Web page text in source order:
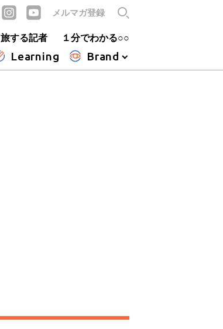
旅する記者 １分でわかる○○
Learning Brand
メルマガ登録